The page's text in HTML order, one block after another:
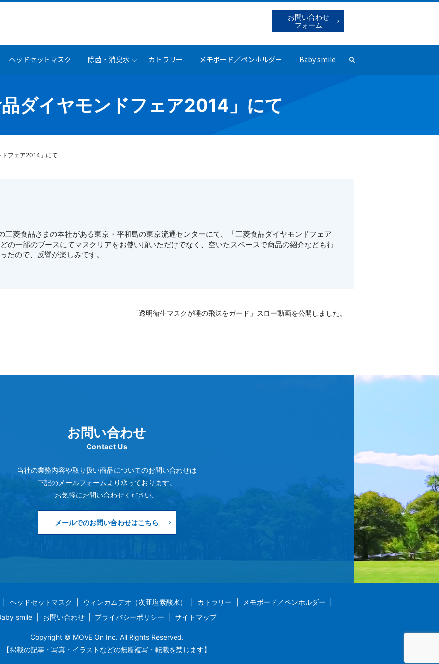
お問い合わせ
フォーム
ヘッドセットマスク 除菌・消臭水 カトラリー メモボード／ペンホルダー Baby smile search
品ダイヤモンドフェア2014」にて
ドフェア2014」にて
三菱食品さまの本社がある東京・平和島の東京流通センターにて、「三菱食品ダイヤモンドフェア
の一部のブースにてマスクリアをお使い頂いただけでなく、空いたスペースで商品の紹介なども行
たので、反響が楽しみです。
「透明衛生マスクが唾の飛沫をガード」スロー動画を公開しました。
お問い合わせ
Contact Us
当社の業務内容や取り扱い商品についてのお問い合わせは
下記のメールフォームより承っております。
お気軽にお問い合わせください。
メールでのお問い合わせはこちら
ヘッドセットマスク ウィンカムデオ（次亜塩素酸水） カトラリー
メモボード／ペンホルダー
smile
お問い合わせ プライバシーポリシー サイトマップ
Copyright © MOVE On Inc. All Rights Reserved.
【掲載の記事・写真・イラストなどの無断複写・転載を禁じます】